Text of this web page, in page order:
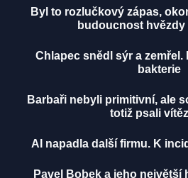
Byl to rozlučkový zápas,
budoucnost hvězdy
Chlapec snědl sýr a zemřel.
bakterie
Barbaři nebyli primitivní, ale
totiž psali
AI napadla další firmu. K
Pavel Bobek a jeho největší